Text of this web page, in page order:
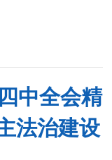
中全会精
法治建设